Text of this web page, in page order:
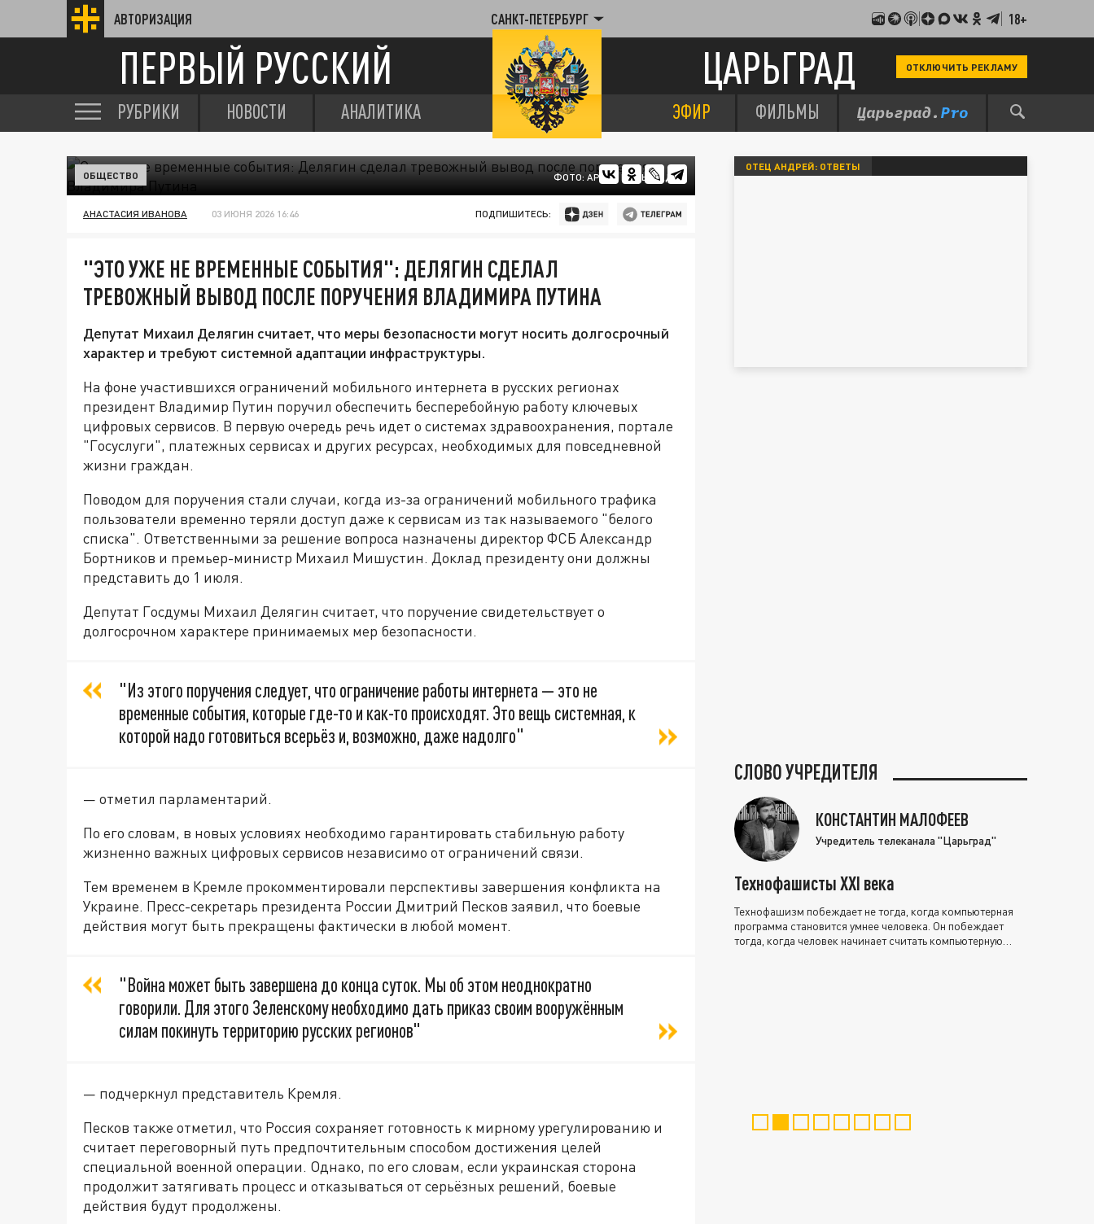
АВТОРИЗАЦИЯ САНКТ-ПЕТЕРБУРГ 18+
ПЕРВЫЙ РУССКИЙ ЦАРЬГРАД ОТКЛЮЧИТЬ РЕКЛАМУ
РУБРИКИ НОВОСТИ АНАЛИТИКА ЭФИР ФИЛЬМЫ
ФОТО: АРХИВ ЦАРЬГРАДА
ОБЩЕСТВО
АНАСТАСИЯ ИВАНОВА 03 ИЮНЯ 2026 16:46 ПОДПИШИТЕСЬ:
"ЭТО УЖЕ НЕ ВРЕМЕННЫЕ СОБЫТИЯ": ДЕЛЯГИН СДЕЛАЛ
ТРЕВОЖНЫЙ ВЫВОД ПОСЛЕ ПОРУЧЕНИЯ ВЛАДИМИРА ПУТИНА
Депутат Михаил Делягин считает, что меры безопасности могут носить долгосрочный
характер и требуют системной адаптации инфраструктуры.
На фоне участившихся ограничений мобильного интернета в русских регионах
президент Владимир Путин поручил обеспечить бесперебойную работу ключевых
цифровых сервисов. В первую очередь речь идет о системах здравоохранения, портале
"Госуслуги", платежных сервисах и других ресурсах, необходимых для повседневной
жизни граждан.
Поводом для поручения стали случаи, когда из-за ограничений мобильного трафика
пользователи временно теряли доступ даже к сервисам из так называемого "белого
списка". Ответственными за решение вопроса назначены директор ФСБ Александр
Бортников и премьер-министр Михаил Мишустин. Доклад президенту они должны
представить до 1 июля.
Депутат Госдумы Михаил Делягин считает, что поручение свидетельствует о
долгосрочном характере принимаемых мер безопасности.
"Из этого поручения следует, что ограничение работы интернета — это не
временные события, которые где-то и как-то происходят. Это вещь системная, к
которой надо готовиться всерьёз и, возможно, даже надолго"
— отметил парламентарий.
По его словам, в новых условиях необходимо гарантировать стабильную работу
жизненно важных цифровых сервисов независимо от ограничений связи.
Тем временем в Кремле прокомментировали перспективы завершения конфликта на
Украине. Пресс-секретарь президента России Дмитрий Песков заявил, что боевые
действия могут быть прекращены фактически в любой момент.
"Война может быть завершена до конца суток. Мы об этом неоднократно
говорили. Для этого Зеленскому необходимо дать приказ своим вооружённым
силам покинуть территорию русских регионов"
— подчеркнул представитель Кремля.
Песков также отметил, что Россия сохраняет готовность к мирному урегулированию и
считает переговорный путь предпочтительным способом достижения целей
специальной военной операции. Однако, по его словам, если украинская сторона
продолжит затягивать процесс и отказываться от серьёзных решений, боевые
действия будут продолжены.
ОТЕЦ АНДРЕЙ: ОТВЕТЫ
СЛОВО УЧРЕДИТЕЛЯ
КОНСТАНТИН МАЛОФЕЕВ
Учредитель телеканала "Царьград"
Технофашисты XXI века
Технофашизм побеждает не тогда, когда компьютерная
программа становится умнее человека. Он побеждает
тогда, когда человек начинает считать компьютерную